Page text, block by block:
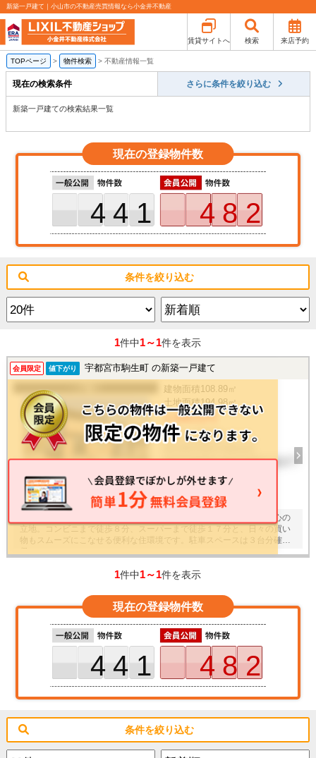
新築一戸建て｜小山市の不動産売買情報なら小金井不動産
賃貸サイトへ 検索 来店予約
TOPページ > 物件検索 > 不動産情報一覧
現在の検索条件 さらに条件を絞り込む
新築一戸建ての検索結果一覧
現在の登録物件数
441 482
条件を絞り込む
1件中1～1件を表示
会員限定 値下がり 宇都宮市駒生町 の新築一戸建て
30枚
建物面積 108.89㎡
土地面積194.98㎡
2,590万円
4LDK / 2026年
東武宇都宮線 東武宇都宮 徒歩77
分
西が岡小まで徒歩９分、宝木中まで徒歩１０分と、毎日の通学も安心の
立地。コンビニまで徒歩８分、スーパーまで徒歩１７分と、日々の買い
物もスムーズにこなせる便利な住環境です。駐車スペースは３台分確
保。
1件中1～1件を表示
現在の登録物件数
441 482
条件を絞り込む